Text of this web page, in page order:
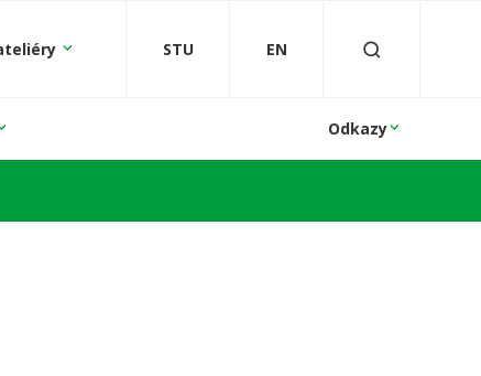
STU EN
Odkazy